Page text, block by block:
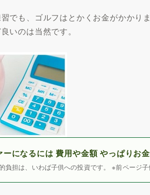
でも、ゴルフはとかくお金がかかり
いのは当然です。
になるには 費用や金額 やっぱりお
負担は、いわば子供への投資です。 ※前ページ